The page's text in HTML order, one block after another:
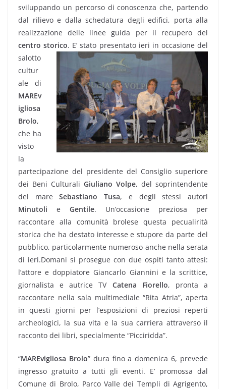
sviluppando un percorso di conoscenza che, partendo
dal rilievo e dalla schedatura degli edifici, porta alla
realizzazione delle linee guida per il recupero del
centro storico. E’ stato presentato ieri in occasione del
salotto
cultur
ale di
MAREv
igliosa
Brolo,
che ha
visto
la
partecipazione del presidente del Consiglio superiore
dei Beni Culturali Giuliano Volpe, del soprintendente
del mareSebastiano Tusa, e degli stessi autori
Minutoli e Gentile. Un’occasione preziosa per
raccontare alla comunità brolese questa pecualirità
storica che ha destato interesse e stupore da parte del
pubblico, particolarmente numeroso anche nella serata
di ieri.Domani si prosegue con due ospiti tanto attesi:
l’attore e doppiatore Giancarlo Giannini e la scrittice,
giornalista e autrice TV Catena Fiorello, pronta a
raccontare nella sala multimediale “Rita Atria”, aperta
in questi giorni per l’esposizioni di preziosi reperti
archeologici, la sua vita e la sua carriera attraverso il
racconto dei libri, specialmente “Picciridda”.
“MAREvigliosa Brolo” dura fino a domenica 6, prevede
ingresso gratuito a tutti gli eventi. E’ promossa dal
Comune di Brolo, Parco Valle dei Templi di Agrigento,